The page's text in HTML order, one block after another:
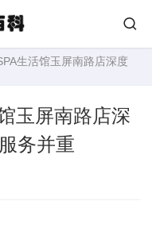
生活馆玉屏南路店深度
玉屏南路店深
务并重